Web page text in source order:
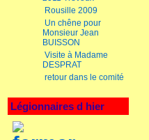
Rousille 2009
Un chêne pour
Monsieur Jean
BUISSON
Visite à Madame
DESPRAT
retour dans le comité
Légionnaires d hier